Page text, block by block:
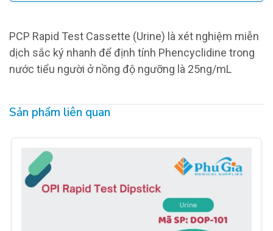
PCP Rapid Test Cassette (Urine) là xét nghiệm miễn
dịch sắc ký nhanh để định tính Phencyclidine trong
nước tiểu người ở nồng độ ngưỡng là 25ng/mL
Sản phẩm liên quan